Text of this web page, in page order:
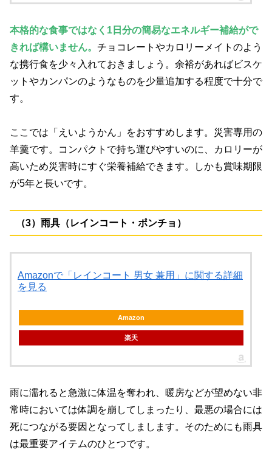
本格的な食事ではなく1日分の簡易なエネルギー補給がで
きれば構いません。 チョコレートやカロリーメイトのよう
な携行食を少々入れておきましょう。余裕があればビスケ
ットやカンパンのようなものを少量追加する程度で十分で
す。
ここでは「えいようかん」をおすすめします。災害専用の
羊羹です。コンパクトで持ち運びやすいのに、カロリーが
高いため災害時にすぐ栄養補給できます。しかも賞味期限
が5年と長いです。
（3）雨具（レインコート・ポンチョ）
Amazonで「レインコート 男女 兼用」に関する詳細
を見る
Amazon
楽天
雨に濡れると急激に体温を奪われ、暖房などが望めない非
常時においては体調を崩してしまったり、最悪の場合には
死につながる要因となってしまします。そのためにも雨具
は最重要アイテムのひとつです。